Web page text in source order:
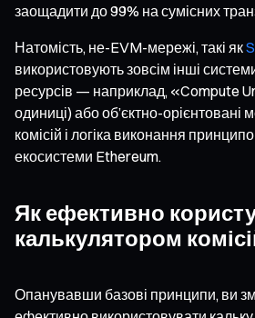
заощадити до 99% на сумісних
Натомість, не-EVM-мережі, такі як
використовують зовсім інші
ресурсів — наприклад, «Compute
одиниці) або об’єктно-орієнтовані
комісій і логіка виконання
екосистеми Ethereum.
Як ефективно
калькулятором
Опанувавши базові принципи, ви